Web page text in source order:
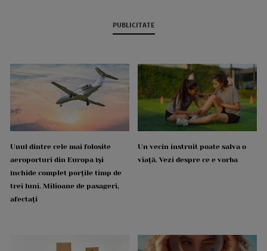
PUBLICITATE
Unul dintre cele mai folosite
aeroporturi din Europa își
închide complet porțile timp de
trei luni. Milioane de pasageri,
afectați
Un vecin instruit poate salva o
viață. Vezi despre ce e vorba